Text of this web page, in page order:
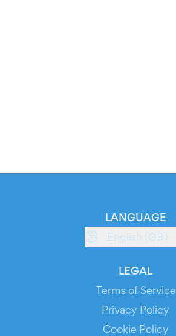
LANGUAGE
English (GB)
LEGAL
Terms of Service
Privacy Policy
Cookie Policy